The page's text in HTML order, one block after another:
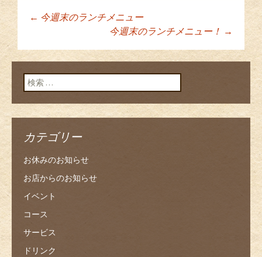
投稿ナビゲーショ
ン
← 今週末のランチメニュー
今週末のランチメニュー！ →
検索:
カテゴリー
お休みのお知らせ
お店からのお知らせ
イベント
コース
サービス
ドリンク